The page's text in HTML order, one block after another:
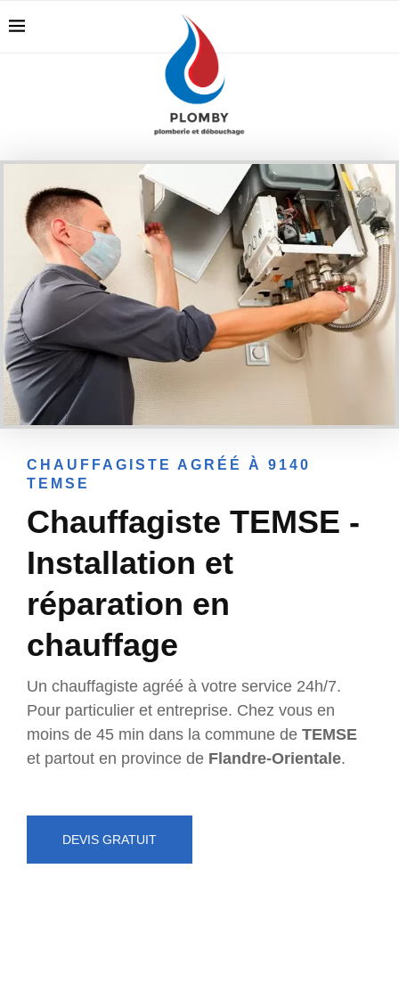
CHAUFFAGISTE AGRÉÉ À 9140
TEMSE
Chauffagiste TEMSE -
Installation et
réparation en
chauffage
Un chauffagiste agréé à votre service 24h/7.
Pour particulier et entreprise. Chez vous en
moins de 45 min dans la commune de TEMSE
et partout en province de Flandre-Orientale.
DEVIS GRATUIT